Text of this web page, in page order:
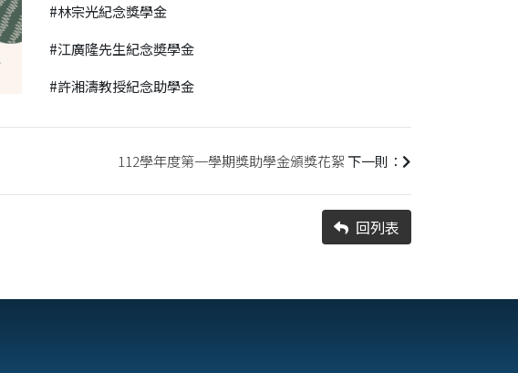
#林宗光紀念獎學金
#江廣隆先生紀念奬學金
#許湘濤教授紀念助學金
112學年度第一學期獎助學金頒獎花絮 下一則：
回列表